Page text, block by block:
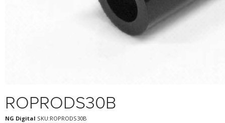
ROPRODS30B
NG Digital SKU:ROPRODS30B